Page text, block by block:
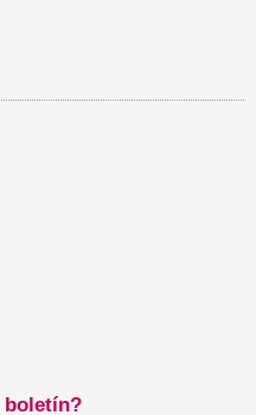
boletín?